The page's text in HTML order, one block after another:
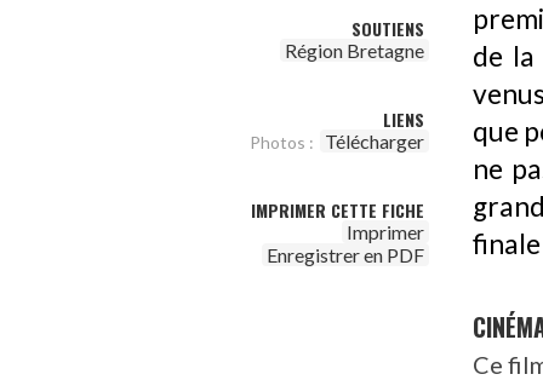
SOUTIENS
Région Bretagne
LIENS
Photos : Télécharger
IMPRIMER CETTE FICHE
Imprimer
Enregistrer en PDF
de la
que
ne
Ce